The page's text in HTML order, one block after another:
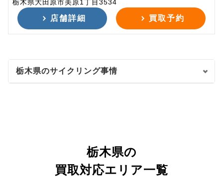
栃木県大田原市美原1丁目3534
店舗詳細 買取予約
栃木県のサイクリング事情
栃木県の
買取対応エリア一覧